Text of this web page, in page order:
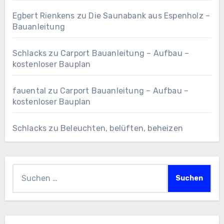
Egbert Rienkens zu Die Saunabank aus Espenholz –
Bauanleitung
Schlacks zu Carport Bauanleitung – Aufbau –
kostenloser Bauplan
fauental zu Carport Bauanleitung – Aufbau –
kostenloser Bauplan
Schlacks zu Beleuchten, belüften, beheizen
nach: